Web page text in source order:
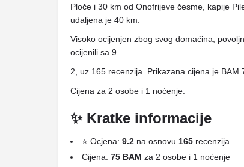
Ploče i 30 km od Onofrijeve česme, kapije
udaljena je 40 km.
Visoko ocijenjen zbog svog domaćina,
ocijenili sa 9.
2, uz 165 recenzija. Prikazana cijena je BAM
Cijena za 2 osobe i 1 noćenje.
✨ Kratke informacije
⭐ Ocjena: 9.2 na osnovu 165 recenzija
Cijena: 75 BAM za 2 osobe i 1 noćenje